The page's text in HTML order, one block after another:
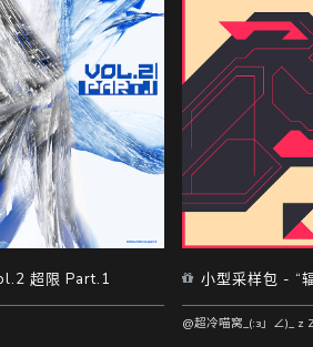
超限 Part.1 小型采样包 - “
@超冷喵窝_(:з」∠)_ z